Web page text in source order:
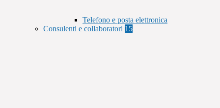
Telefono e posta elettronica
Consulenti e collaboratori 15